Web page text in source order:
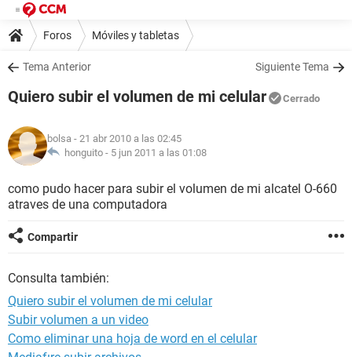
Foros Móviles y tabletas
Tema Anterior Siguiente Tema
Quiero subir el volumen de mi celular Cerrado
bolsa - 21 abr 2010 a las 02:45
honguito - 5 jun 2011 a las 01:08
como pudo hacer para subir el volumen de mi alcatel O-660
atraves de una computadora
Compartir
Consulta también:
Quiero subir el volumen de mi celular
Subir volumen a un video
Como eliminar una hoja de word en el celular